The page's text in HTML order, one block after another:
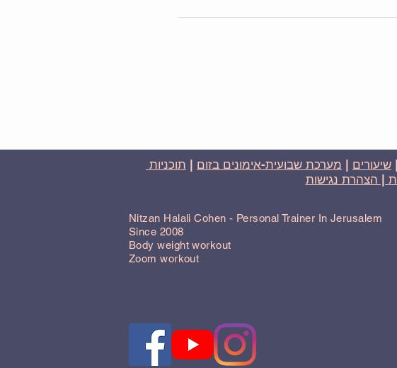
שיעורים מערכת שבועית-אימונים בזום
תוכניות
| הצהרת נגישות
Nitzan Halali Cohen - Personal Trainer In Jerusalem
Since 2008
Body weight workout
Zoom workout